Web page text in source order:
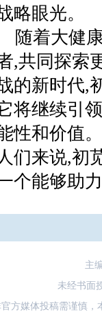
略眼光。
随着大健
,共同探索
的新时代,
将继续引
性和价值
们来说,初
个能够助
主
未经书面
方媒体投稿需谨慎，